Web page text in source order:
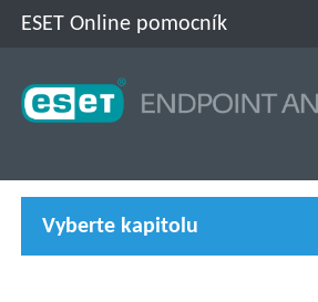
ESET Online pomocník
Vyberte kapitolu